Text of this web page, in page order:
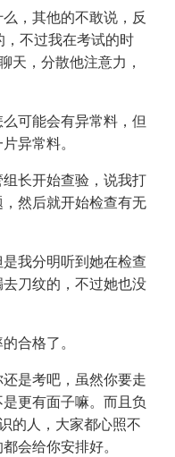
，其他的不敢说，反
不过我在考试的时
天，分散他注意力，
可能会有异常料，但
异常料。
长开始查验，说我打
然后就开始检查有无
我分明听到她在检查
刀纹的，不过她也没
合格了。
是考吧，虽然你要走
更有面子嘛。而且负
的人，大家都心照不
会给你安排好。